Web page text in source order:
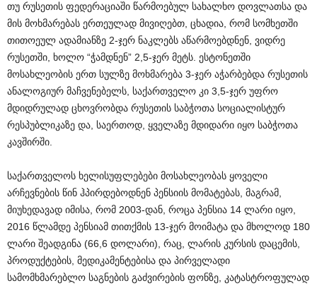
თუ რუსეთის ფედერაციაში წარმოებულ სახალხო დოვლათსა და
მის მოხმარებას ერთეულად მივიღებთ, ცხადია, რომ სომხეთში
თითოეულ ადამიანზე 2-ჯერ ნაკლებს აწარმოებდნენ, ვიდრე
რუსეთში, ხოლო “ჭამდნენ” 2,5-ჯერ მეტს. ესტონეთში
მოსახლეობის ერთ სულზე მოხმარება 3-ჯერ აჭარბებდა რუსეთის
ანალოგიურ მაჩვენებელს, საქართველო კი 3,5-ჯერ უფრო
მდიდრულად ცხოვრობდა რუსეთის საბჭოთა სოციალისტურ
რესპუბლიკაზე და, საერთოდ, ყველაზე მდიდარი იყო საბჭოთა
კავშირში.
საქართველოს ხელისუფლებები მოსახლეობას ყოველი
არჩევნების წინ ჰპირდებოდნენ პენსიის მომატებას, მაგრამ,
მიუხედავად იმისა, რომ 2003-დან, როცა პენსია 14 ლარი იყო,
2016 წლამდე პენსიამ თითქმის 13-ჯერ მოიმატა და მხოლოდ 180
ლარი შეადგინა (66,6 დოლარი), რაც, ლარის კურსის დაცემის,
პროდუქტების, მედიკამენტებისა და პირველადი
სამომხმარებლო საგნების გაძვირების ფონზე, კატასტროფულად